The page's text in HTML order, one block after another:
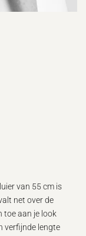
van 55 cm is
net over de
toe aan je look
verfijnde lengte